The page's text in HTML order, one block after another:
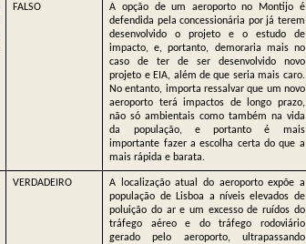
FALSO
A opção de um aeroporto no Montijo é
defendida pela concessionária por já terem
desenvolvido o projeto e o estudo de
impacto, e, portanto, demoraria mais no
caso de ter de ser desenvolvido novo
projeto e EIA, além de que seria mais caro.
No entanto, importa ressalvar que um novo
aeroporto terá impactos de longo prazo,
não só ambientais como também na vida
da população, e portanto é mais
importante fazer a escolha certa do que a
mais rápida e barata.
VERDADEIRO
A localização atual do aeroporto expõe a
população de Lisboa a níveis elevados de
poluição do ar e um excesso de ruídos do
tráfego aéreo e do tráfego rodoviário
gerado pelo aeroporto, ultrapassando